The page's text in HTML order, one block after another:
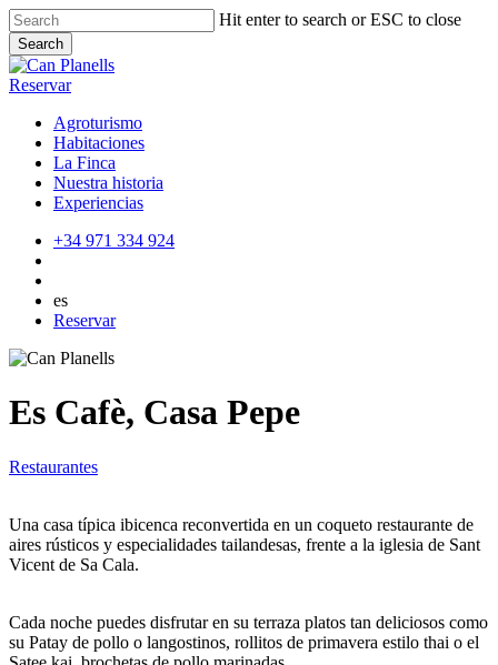
Skip
to
main
content
Hit enter to search or ESC to close
Search
Close
Search
Reservar
Agroturismo
Habitaciones
La Finca
Nuestra historia
Experiencias
+34 971 334 924
es
Reservar
Es Cafè, Casa Pepe
Restaurantes
Una casa típica ibicenca reconvertida en un coqueto restaurante de
aires rústicos y especialidades tailandesas, frente a la iglesia de Sant
Vicent de Sa Cala.
Cada noche puedes disfrutar en su terraza platos tan deliciosos como
su Patay de pollo o langostinos, rollitos de primavera estilo thai o el